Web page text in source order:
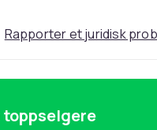
Rapporter et juridisk